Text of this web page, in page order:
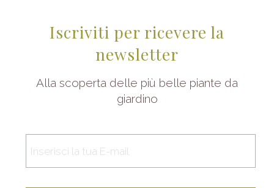
Iscriviti per ricevere la
newsletter
Alla scoperta delle più belle piante da
giardino